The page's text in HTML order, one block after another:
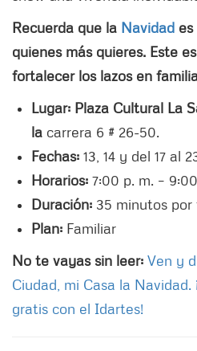
Recuerda que la Navidad
quienes más quieres. Este
fortalecer los lazos en
Lugar: Plaza Cultural La
la carrera 6 # 26-50.
Fechas: 13, 14 y del 17 al
Horarios: 7:00 p. m. –
Duración: 35 minutos por
Plan: Familiar
No te vayas sin leer: Ven y
Ciudad, mi Casa la
gratis con el Idartes!